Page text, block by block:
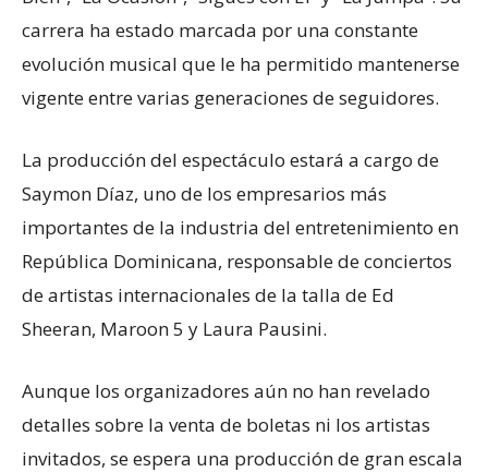
carrera ha estado marcada por una constante
evolución musical que le ha permitido mantenerse
vigente entre varias generaciones de seguidores.
La producción del espectáculo estará a cargo de
Saymon Díaz, uno de los empresarios más
importantes de la industria del entretenimiento en
República Dominicana, responsable de conciertos
de artistas internacionales de la talla de Ed
Sheeran, Maroon 5 y Laura Pausini.
Aunque los organizadores aún no han revelado
detalles sobre la venta de boletas ni los artistas
invitados, se espera una producción de gran escala